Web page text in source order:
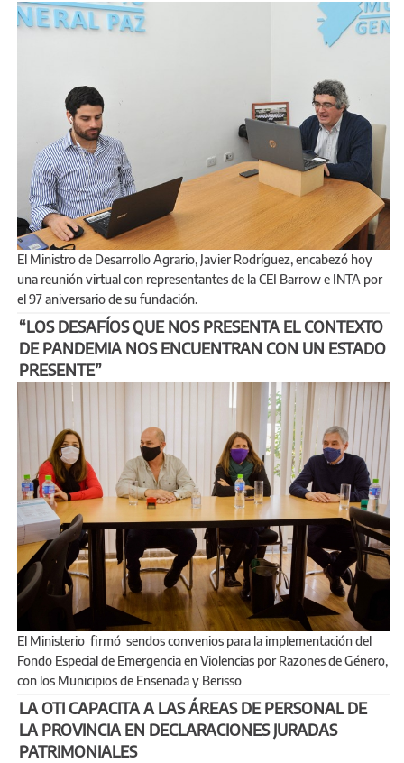
El Ministro de Desarrollo Agrario, Javier Rodríguez, encabezó hoy
una reunión virtual con representantes de la CEI Barrow e INTA por
el 97 aniversario de su fundación.
“LOS DESAFÍOS QUE NOS PRESENTA EL CONTEXTO
DE PANDEMIA NOS ENCUENTRAN CON UN ESTADO
PRESENTE”
El Ministerio firmó sendos convenios para la implementación del
Fondo Especial de Emergencia en Violencias por Razones de Género,
con los Municipios de Ensenada y Berisso
LA OTI CAPACITA A LAS ÁREAS DE PERSONAL DE
LA PROVINCIA EN DECLARACIONES JURADAS
PATRIMONIALES